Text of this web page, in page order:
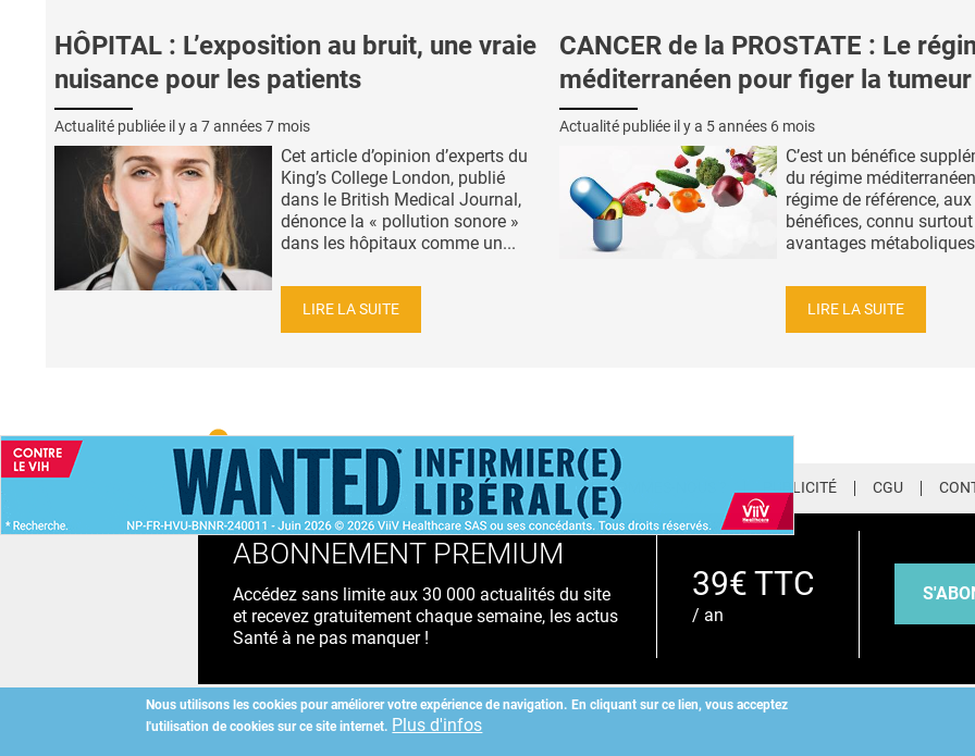
HÔPITAL : L’exposition au bruit, une vraie
nuisance pour les patients
Actualité publiée il y a 7 années 7 mois
Cet article d’opinion d’experts du
King’s College London, publié
dans le British Medical Journal,
dénonce la « pollution sonore »
dans les hôpitaux comme un...
LIRE LA SUITE
CANCER de la PROSTATE : Le
méditerranéen pour figer la tumeur
Actualité publiée il y a 5 années 6 mois
C’est un bénéfice
du régime
régime de référence,
bénéfices, connu
avantages
LIRE LA SUITE
Nous utilisons les cookies pour améliorer votre expérience de navigation. En cliquant sur ce lien, vous acceptez
l'utilisation de cookies sur ce site internet. Plus d'infos
ACCUEIL NEWSLETTER QUI SOMMES-NOUS ? PUBLICITÉ CGU
ABONNEMENT PREMIUM
Accédez sans limite aux 30 000 actualités du site
et recevez gratuitement chaque semaine, les actus
Santé à ne pas manquer !
39€ TTC
/ an
Copyright©2026 ALLIEDHEALTH